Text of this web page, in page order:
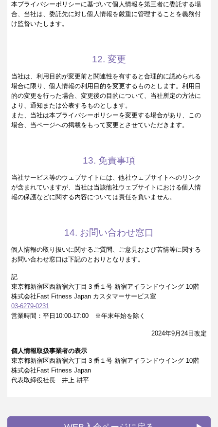
本プライバシーポリシーに基づいて個人情報を第三者に委託する場
合、当社は、委託先に対し個人情報を厳重に管理することを義務付
け監督いたします。
12. 変更
当社は、利用目的が変更前と関連性を有すると合理的に認められる
場合に限り、個人情報の利用目的を変更するものとします。利用目
的の変更を行った場合、変更後の目的について、当社所定の方法に
より、通知または公表するものとします。
また、当社は本プライバシーポリシーを変更する場合があり、この
場合、当ページへの掲載をもって変更とさせていただきます。
13. 免責事項
当社サービス等のウェブサイトには、他社ウェブサイトへのリンク
が含まれていますが、当社は当該他社ウェブサイトにおける個人情
報の保護などに関する内容については責任を負いません。
14. お問い合わせ窓口
個人情報の取り扱いに関するご質問、ご意見および苦情等に関する
お問い合わせ窓口は下記のとおりとなります。
記
東京都新宿区西新宿六丁目３番１号 新宿アイランドウイング 10階
株式会社Fast Fitness Japan カスタマーサービス室
03-6279-0231
営業時間：平日10:00-17:00 ※年末年始を除く
2024年9月24日改定
個人情報取扱事業者の表示
東京都新宿区西新宿六丁目３番１号 新宿アイランドウイング 10階
株式会社Fast Fitness Japan
代表取締役社長 井上 耕平